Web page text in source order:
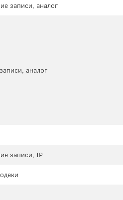
записи, аналог
аналог
записи, IP